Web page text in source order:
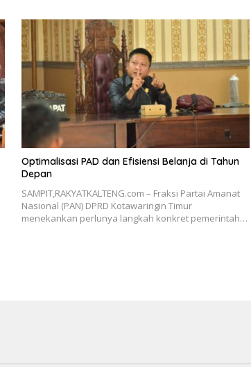
Optimalisasi PAD dan Efisiensi Belanja di Tahun
Depan
SAMPIT,RAKYATKALTENG.com – Fraksi Partai Amanat
Nasional (PAN) DPRD Kotawaringin Timur
menekankan perlunya langkah konkret pemerintah…